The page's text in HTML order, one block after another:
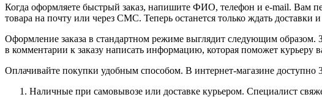
Когда оформляете быстрый заказ, напишите ФИО, телефон и e-mail. Вам
товара на почту или через СМС. Теперь останется только ждать доставки
Оформление заказа в стандартном режиме выглядит следующим образом.
в комментарии к заказу написать информацию, которая поможет курьеру
Оплачивайте покупки удобным способом. В интернет-магазине доступно
Наличные при самовывозе или доставке курьером. Специалист